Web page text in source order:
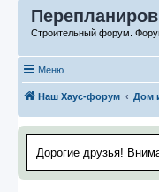
Строительный форум.
Меню
Наш Хаус-форум Дом
Дорогие друзья!